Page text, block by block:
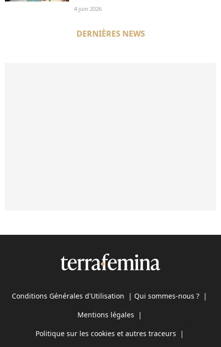
4 juin 2026
DERNIÈRES NEWS
Conditions Générales d'Utilisation | Qui sommes-nous ? |
Mentions légales |
Politique sur les cookies et autres traceurs |